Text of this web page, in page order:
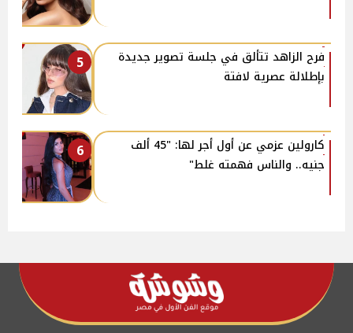
5
فرح الزاهد تتألق في جلسة تصوير جديدة
بإطلالة عصرية لافتة
6
كارولين عزمي عن أول أجر لها: "45 ألف
جنيه.. والناس فهمته غلط"